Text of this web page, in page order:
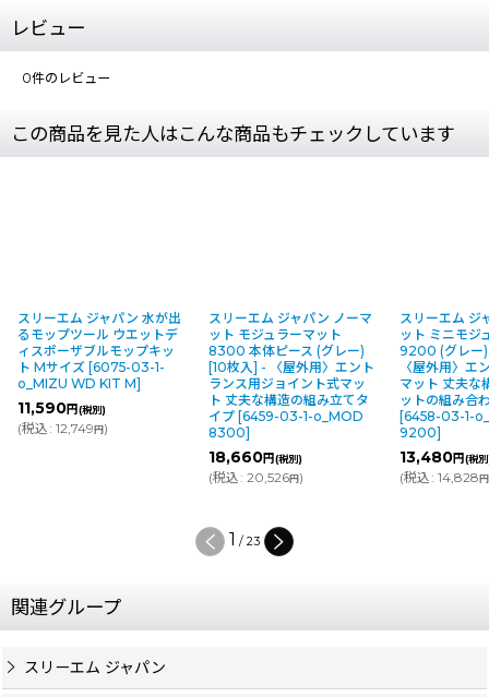
レビュー
0件のレビュー
この商品を見た人はこんな商品もチェックしています
スリーエム ジャパン 水が出
るモップツール ウエットデ
ィスポーザブルモップキッ
ト Mサイズ [6075-03-1-
o_MIZU WD KIT M]
11,590円(税別)
(税込: 12,749円)
スリーエム ジャパン ノーマ
ット モジュラーマット
8300 本体ピース (グレー)
[10枚入] - 〈屋外用〉エント
ランス用ジョイント式マッ
ト 丈夫な構造の組み立てタ
イプ [6459-03-1-o_MOD
8300]
18,660円(税別)
(税込: 20,526円)
スリーエム ジ
ット ミニモジ
9200 (グレー
〈屋外用〉エ
マット 丈夫な
ットの組み合
[6458-03-1-
9200]
13,480円(税
(税込: 14,828円
1 / 23
関連グループ
スリーエム ジャパン